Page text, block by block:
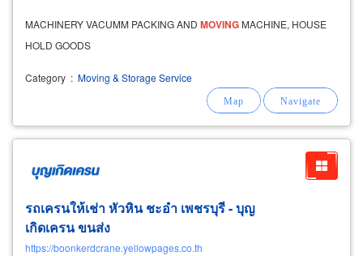
MACHINERY VACUMM PACKING AND MOVING MACHINE, HOUSE
HOLD GOODS
Category : Moving & Storage Service
รถเครนให้เช่า หัวหิน ชะอำ เพชรบุรี - บุญ
เกิดเครน ขนส่ง
https://boonkerdcrane.yellowpages.co.th